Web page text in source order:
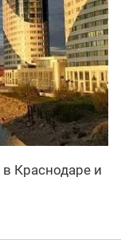
Краснодаре и